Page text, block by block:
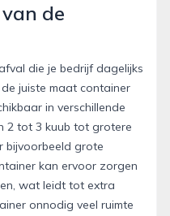
de
die je bedrijf dagelijks
juiste maat container
in verschillende
2 tot 3 kuub tot grotere
bijvoorbeeld grote
kan ervoor zorgen
wat leidt tot extra
onnodig veel ruimte